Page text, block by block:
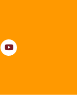
Youtube